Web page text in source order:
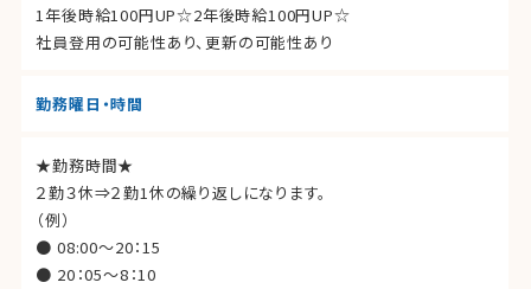
1年後時給100円UP☆2年後時給100円UP☆
社員登用の可能性あり、更新の可能性あり
勤務曜日・時間
★勤務時間★
２勤３休⇒２勤1休の繰り返しになります。
（例）
● 08:00～20：15
● 20：05～8：10